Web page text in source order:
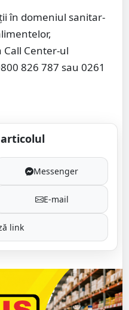
în domeniul sanitar-
Center-ul
826 787 sau 0261
Messenger
E-mail
link